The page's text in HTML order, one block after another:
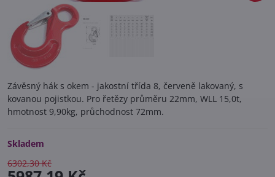
Závěsný hák s okem - jakostní třída 8, červeně lakovaný, s
kovanou pojistkou. Pro řetězy průměru 22mm, WLL 15,0t,
hmotnost 9,90kg, průchodnost 72mm.
Skladem
6302,30 Kč